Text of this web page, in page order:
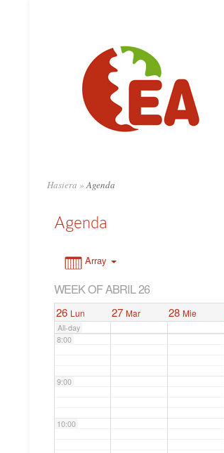
Hasiera »Agenda
Agenda
Array
WEEK OF ABRIL 26
26 Lun 27 Mar 28 Mie
All-day
6:00
8:00
9:00
10:00